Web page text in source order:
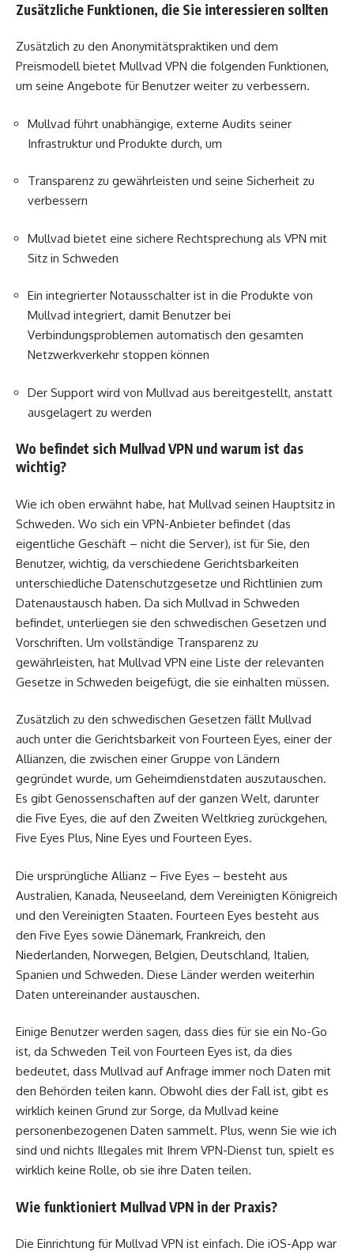
Zusätzliche Funktionen, die Sie interessieren sollten
Zusätzlich zu den Anonymitätspraktiken und dem
Preismodell bietet Mullvad VPN die folgenden Funktionen,
um seine Angebote für Benutzer weiter zu verbessern.
Mullvad führt unabhängige, externe Audits seiner
Infrastruktur und Produkte durch, um
Transparenz zu gewährleisten und seine Sicherheit zu
verbessern
Mullvad bietet eine sichere Rechtsprechung als VPN mit
Sitz in Schweden
Ein integrierter Notausschalter ist in die Produkte von
Mullvad integriert, damit Benutzer bei
Verbindungsproblemen automatisch den gesamten
Netzwerkverkehr stoppen können
Der Support wird von Mullvad aus bereitgestellt, anstatt
ausgelagert zu werden
Wo befindet sich Mullvad VPN und warum ist das
wichtig?
Wie ich oben erwähnt habe, hat Mullvad seinen Hauptsitz in
Schweden. Wo sich ein VPN-Anbieter befindet (das
eigentliche Geschäft – nicht die Server), ist für Sie, den
Benutzer, wichtig, da verschiedene Gerichtsbarkeiten
unterschiedliche Datenschutzgesetze und Richtlinien zum
Datenaustausch haben. Da sich Mullvad in Schweden
befindet, unterliegen sie den schwedischen Gesetzen und
Vorschriften. Um vollständige Transparenz zu
gewährleisten, hat Mullvad VPN eine Liste der relevanten
Gesetze in Schweden beigefügt, die sie einhalten müssen.
Zusätzlich zu den schwedischen Gesetzen fällt Mullvad
auch unter die Gerichtsbarkeit von Fourteen Eyes, einer der
Allianzen, die zwischen einer Gruppe von Ländern
gegründet wurde, um Geheimdienstdaten auszutauschen.
Es gibt Genossenschaften auf der ganzen Welt, darunter
die Five Eyes, die auf den Zweiten Weltkrieg zurückgehen,
Five Eyes Plus, Nine Eyes und Fourteen Eyes.
Die ursprüngliche Allianz – Five Eyes – besteht aus
Australien, Kanada, Neuseeland, dem Vereinigten Königreich
und den Vereinigten Staaten. Fourteen Eyes besteht aus
den Five Eyes sowie Dänemark, Frankreich, den
Niederlanden, Norwegen, Belgien, Deutschland, Italien,
Spanien und Schweden. Diese Länder werden weiterhin
Daten untereinander austauschen.
Einige Benutzer werden sagen, dass dies für sie ein No-Go
ist, da Schweden Teil von Fourteen Eyes ist, da dies
bedeutet, dass Mullvad auf Anfrage immer noch Daten mit
den Behörden teilen kann. Obwohl dies der Fall ist, gibt es
wirklich keinen Grund zur Sorge, da Mullvad keine
personenbezogenen Daten sammelt. Plus, wenn Sie wie ich
sind und nichts Illegales mit Ihrem VPN-Dienst tun, spielt es
wirklich keine Rolle, ob sie ihre Daten teilen.
Wie funktioniert Mullvad VPN in der Praxis?
Die Einrichtung für Mullvad VPN ist einfach. Die iOS-App war